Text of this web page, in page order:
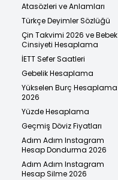
Atasözleri ve Anlamları
Türkçe Deyimler Sözlüğü
Çin Takvimi 2026 ve Bebek
Cinsiyeti Hesaplama
İETT Sefer Saatleri
Gebelik Hesaplama
Yükselen Burç Hesaplama
2026
Yüzde Hesaplama
Geçmiş Döviz Fiyatları
Adım Adım Instagram
Hesap Dondurma 2026
Adım Adım Instagram
Hesap Silme 2026